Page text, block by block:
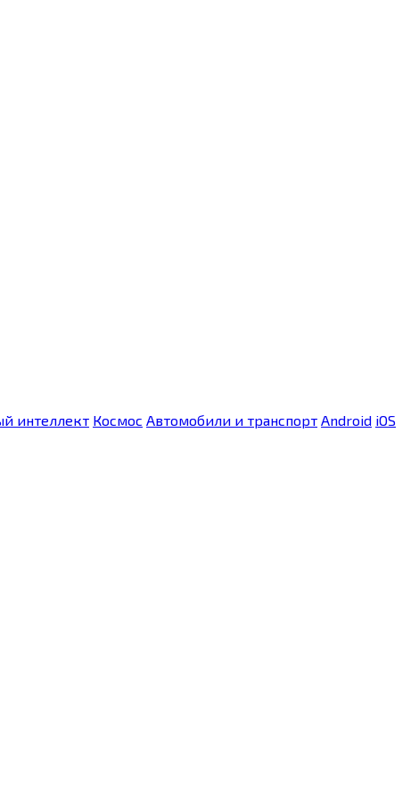
интеллект Космос Автомобили и транспорт Android iOS